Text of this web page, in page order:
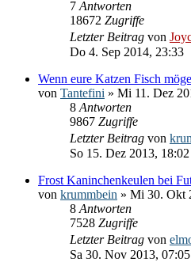
7 Antworten
18672 Zugriffe
Letzter Beitrag von
Do 4. Sep 2014, 23:33
Wenn eure Katzen Fisch
von Tantefini » Mi 11. Dez
8 Antworten
9867 Zugriffe
Letzter Beitrag von
So 15. Dez 2013, 18:02
Frost Kaninchenkeulen bei
von krummbein » Mi 30. Okt
8 Antworten
7528 Zugriffe
Letzter Beitrag von
Sa 30. Nov 2013, 07:05